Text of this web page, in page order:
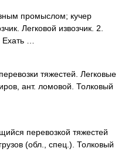
промыслом; кучер
Легковой извозчик. 2.
…
тяжестей. Легковые
ант. ломовой. Толковый
перевозкой тяжестей
(обл., спец.). Толковый